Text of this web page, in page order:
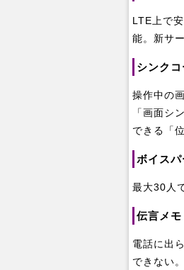
LTE上で
能。新サ
シンク
操作中の
「画面シ
できる「
ボイス
最大30人
伝言メモ
電話に出
できない。